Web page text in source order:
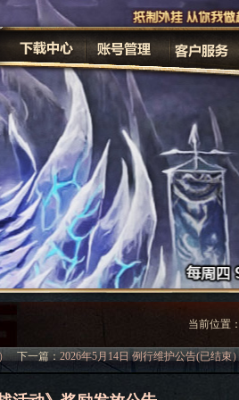
原画
修改密码
家长监护
当前位置：
下一篇： 2026年5月14日 例行维护公告(已结束）